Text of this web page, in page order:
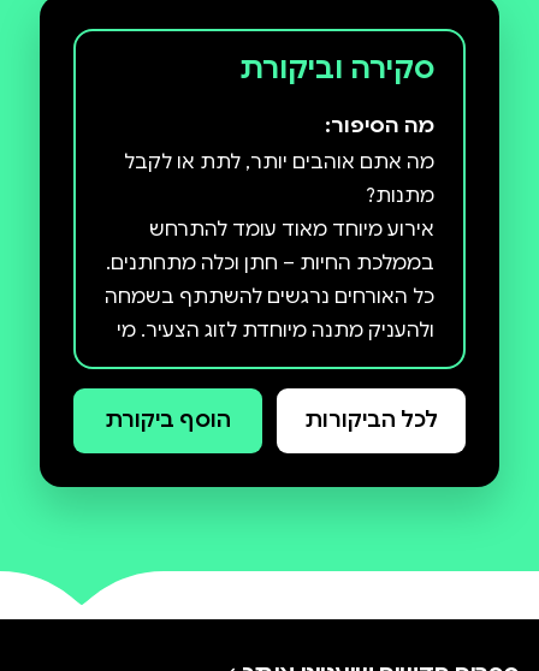
סקירה וביקורת
מה הסיפור:
מה אתם אוהבים יותר, לתת או לקבל
אירוע מיוחד מאוד עומד להתרחש
בממלכת החיות – חתן וכלה מתחתנים.
כל האורחים נרגשים להשתתף בשמחה
ולהעניק מתנה מיוחדת לזוג הצעיר. מי
ספר הילדים "מתנה לחתונה" יפגיש
הכרתם, וילמד אתכם דבר או שניים על
לכל הביקורות הוסף ביקורת